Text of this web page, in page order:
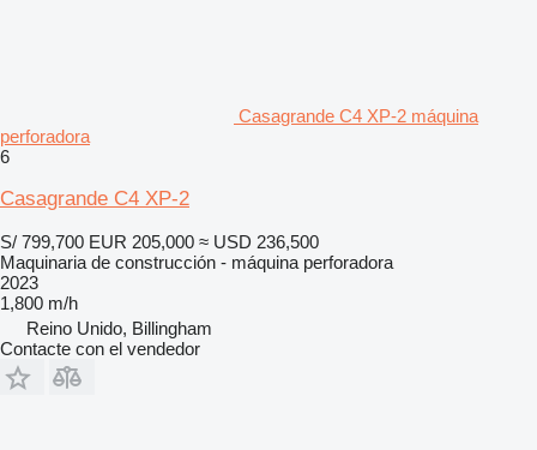
Casagrande C4 XP-2 máquina
perforadora
6
Casagrande C4 XP-2
S/ 799,700 EUR 205,000 ≈ USD 236,500
Maquinaria de construcción - máquina perforadora
2023
1,800 m/h
Reino Unido, Billingham
Contacte con el vendedor